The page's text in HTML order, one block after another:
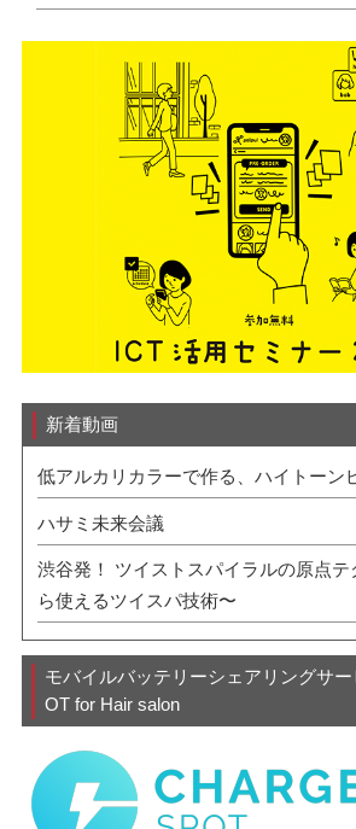
新着動画
低アルカリカラーで作る、ハイトーン
ハサミ未来会議
渋谷発！ ツイストスパイラルの原点
ら使えるツイスパ技術〜
モバイルバッテリーシェアリングサ
OT for Hair salon